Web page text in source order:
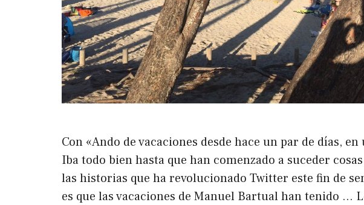
Con «Ando de vacaciones desde hace un par de días,
Iba todo bien hasta que han comenzado a suceder
las historias que ha revolucionado Twitter este fin de
es que las vacaciones de Manuel Bartual han tenido …